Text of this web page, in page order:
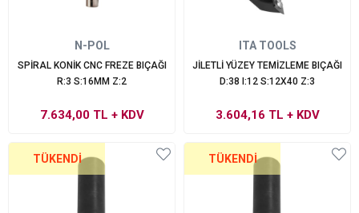
N-POL
SPİRAL KONİK CNC FREZE BIÇAĞI
R:3 S:16MM Z:2
7.634,00 TL + KDV
ITA TOOLS
JİLETLİ YÜZEY TEMİZLEME BIÇAĞI
D:38 I:12 S:12X40 Z:3
3.604,16 TL + KDV
TÜKENDI TÜKENDI